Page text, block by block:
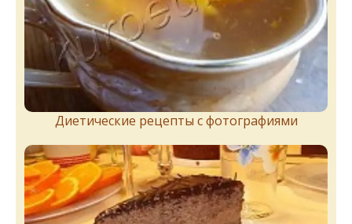
Диетические рецепты с фотографиями